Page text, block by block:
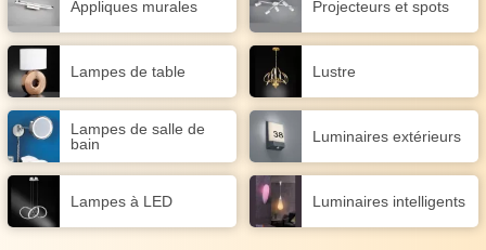
Appliques murales Projecteurs et spots
Lampes de table Lustre
Lampes de salle de
bain
Luminaires extérieurs
Lampes à LED Luminaires intelligents